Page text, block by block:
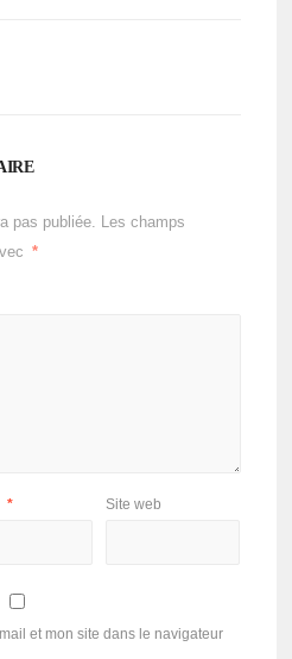
pas publiée. Les champs
*
* Site web
et mon site dans le navigateur